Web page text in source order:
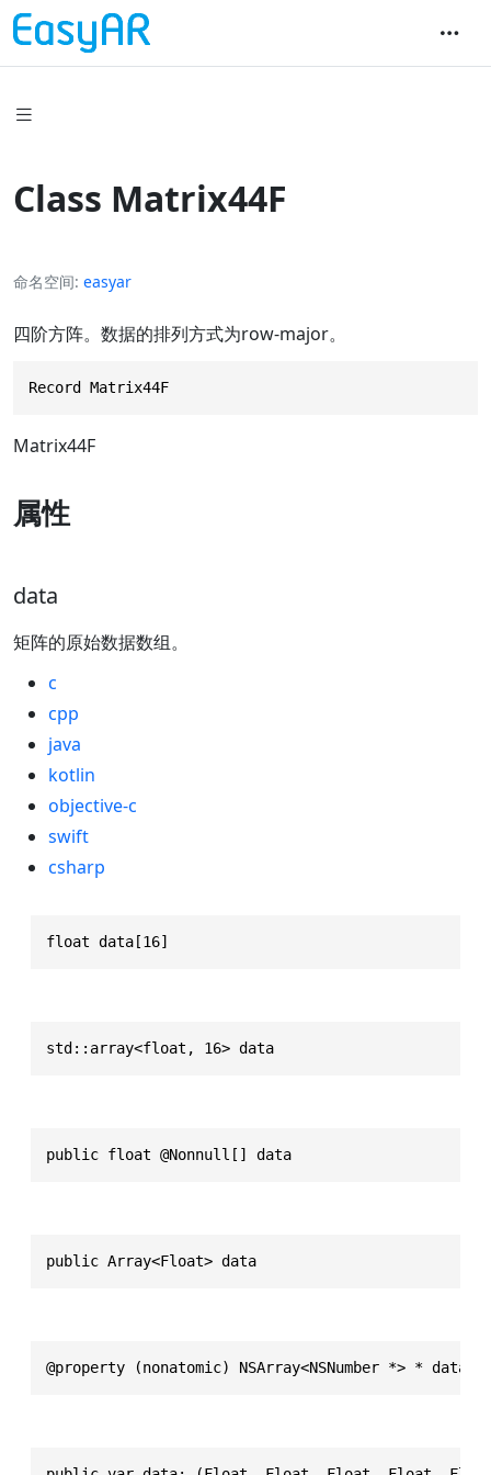
Class Matrix44F
命名空间 easyar
四阶方阵。数据的排列方式为row-major。
Record Matrix44F
Matrix44F
属性
data
矩阵的原始数据数组。
c
cpp
java
kotlin
objective-c
swift
csharp
float data[16]
std::array<float, 16> data
public float @Nonnull[] data
public Array<Float> data
@property (nonatomic) NSArray<NSNumber *> * data